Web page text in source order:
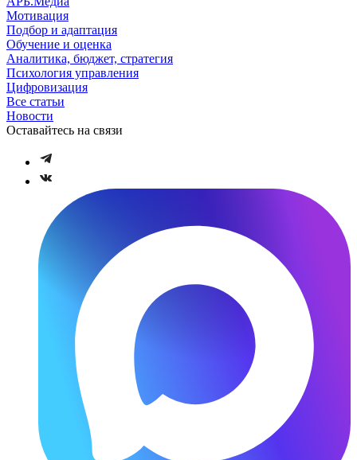
Мотивация
Подбор и адаптация
Обучение и оценка
Аналитика, бюджет, стратегия
Психология управления
Цифровизация
Все статьи
Новости
Оставайтесь на связи